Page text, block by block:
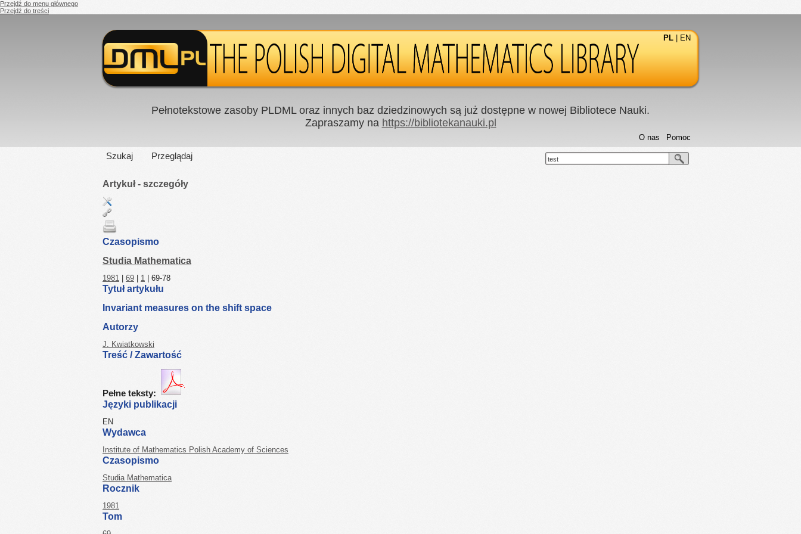
Przejdź do menu głównego
Przejdź do treści
PL EN
Pełnotekstowe zasoby PLDML oraz innych baz dziedzinowych są już dostępne w nowej Bibliotece Nauki.
Zapraszamy na https://bibliotekanauki.pl
Szukaj Przeglądaj
Pomoc
O nas
test
Artykuł - szczegóły
Czasopismo
Studia Mathematica
1981 69 1 | 69-78
Tytuł artykułu
Invariant measures on the shift space
Autorzy
J. Kwiatkowski
Treść / Zawartość
Pełne teksty:
Języki publikacji
EN
Wydawca
Institute of Mathematics Polish Academy of Sciences
Czasopismo
Studia Mathematica
Rocznik
1981
Tom